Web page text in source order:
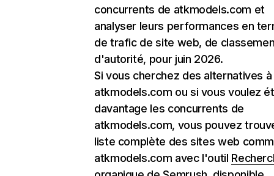
concurrents de atkmodels.com et
analyser leurs performances en
de trafic de site web, de
d'autorité, pour juin 2026.
Si vous cherchez des alternatives à
atkmodels.com ou si vous voulez
davantage les concurrents de
atkmodels.com, vous pouvez
liste complète des sites web
atkmodels.com avec l'outil